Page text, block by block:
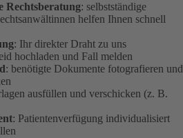
Rechtsberatung: selbstständige
helfen Ihnen schnell
: Ihr direkter Draht zu uns
hochladen und Fall melden
: benötigte Dokumente fotografieren und
ausfüllen und verschicken (z. B.
: Patientenverfügung individualisiert